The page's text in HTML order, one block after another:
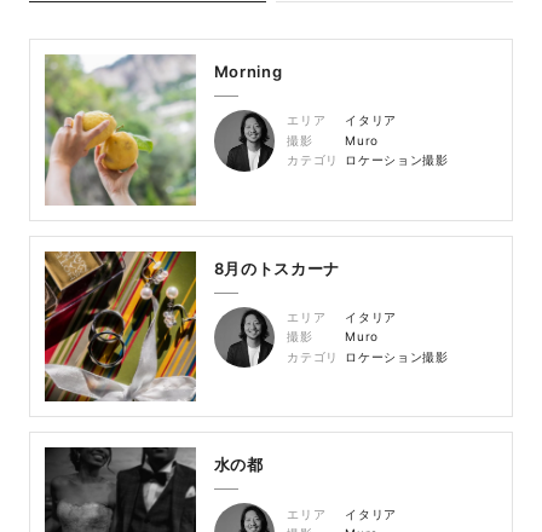
Morning
エリア
イタリア
撮影
Muro
カテゴリ
ロケーション撮影
8月のトスカーナ
エリア
イタリア
撮影
Muro
カテゴリ
ロケーション撮影
水の都
エリア
イタリア